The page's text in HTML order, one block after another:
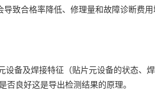
致合格率降低、修理量和故障诊断费
备及焊接特征（贴片元设备的状态、
良好这是导出检测结果的原理。